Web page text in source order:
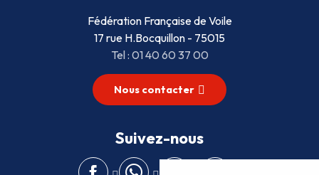
Fédération Française de Voile
17 rue H.Bocquillon - 75015
Tel : 01 40 60 37 00
Nous contacter
Suivez-nous